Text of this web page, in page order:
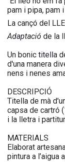
pam i pipa, pam i
La cançó del
Adaptació de la
Un bonic titella
d'una manera
nens i nenes
DESCRIPCIÓ
Titella de mà
capsa de cartró
i la lletra i
MATERIALS
Elaborat
pintura a l’aigua